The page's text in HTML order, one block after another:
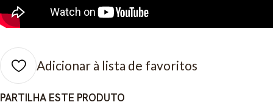
Adicionar à lista de favoritos
PARTILHA ESTE PRODUTO